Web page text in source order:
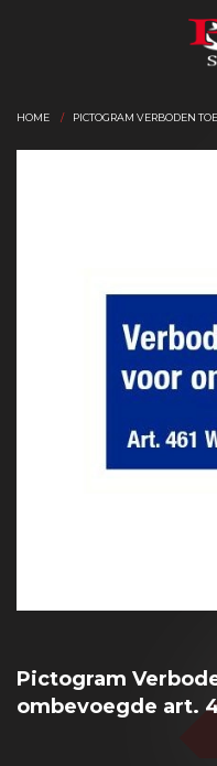
HOME PICTOGRAM VERBODEN
Pictogram
ombevoegde art.